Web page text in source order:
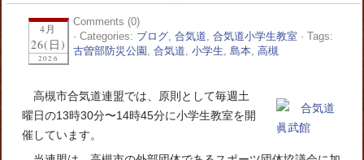
4月
26(日)
2026
Comments (0)
· Categories: ブログ, 合気道, 合気道小学生教室 · Tags:
古曽部防災公園 , 合気道, 小学生, 島本, 高槻
高槻市合気道連盟では、原則として毎週土
曜日の13時30分〜14時45分に小学生教室を開
催しています。